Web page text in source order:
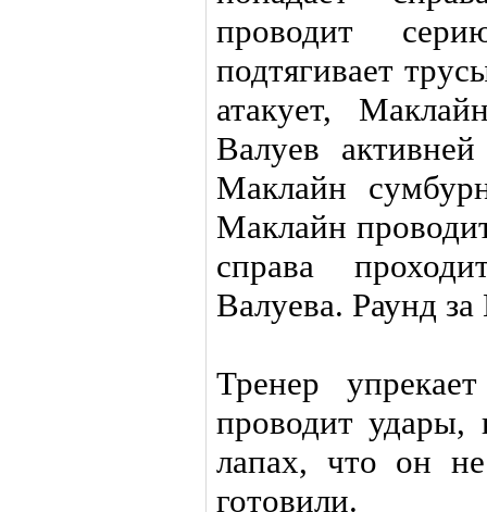
проводит
подтягивает
атакует,
Валуев
Маклайн
Маклайн
справа
Валуева. Раунд
Тренер
проводит удары,
лапах, что он
готовили.